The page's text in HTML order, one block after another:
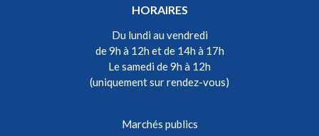
HORAIRES
Du lundi au vendredi
de 9h à 12h et de 14h à 17h
Le samedi de 9h à 12h
(uniquement sur rendez-vous)
Marchés publics